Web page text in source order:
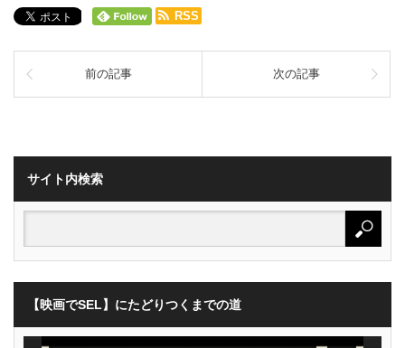
RSS
前の記事 次の記事
サイト内検索
【映画でSEL】にたどりつくまでの道
動